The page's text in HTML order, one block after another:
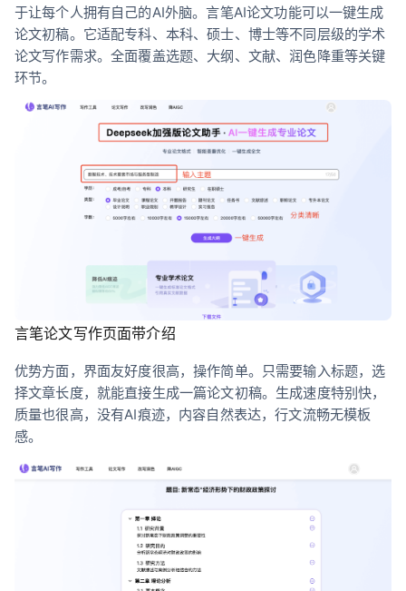
于让每个人拥有自己的AI外脑。言笔AI论文功能可以一键生成
论文初稿。它适配专科、本科、硕士、博士等不同层级的学术
论文写作需求。全面覆盖选题、大纲、文献、润色降重等关键
环节。
言笔论文写作页面带介绍
优势方面，界面友好度很高，操作简单。只需要输入标题，选
择文章长度，就能直接生成一篇论文初稿。生成速度特别快，
质量也很高，没有AI痕迹，内容自然表达，行文流畅无模板
感。